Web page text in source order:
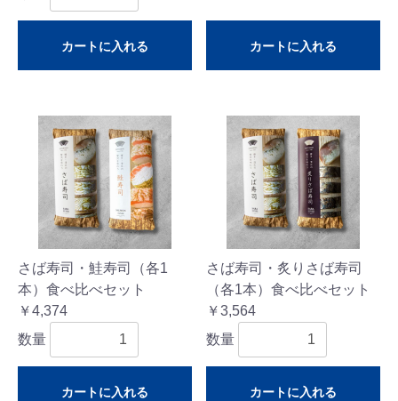
カートに入れる カートに入れる
さば寿司・鮭寿司（各1
本）食べ比べセット
￥4,374
数量
カートに入れる
さば寿司・炙りさば寿司
（各1本）食べ比べセット
￥3,564
数量
カートに入れる